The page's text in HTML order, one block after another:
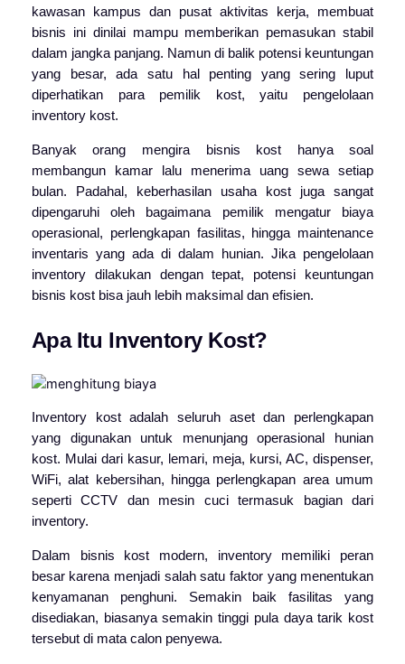
kawasan kampus dan pusat aktivitas kerja, membuat
bisnis ini dinilai mampu memberikan pemasukan stabil
dalam jangka panjang. Namun di balik potensi keuntungan
yang besar, ada satu hal penting yang sering luput
diperhatikan para pemilik kost, yaitu pengelolaan
inventory kost.
Banyak orang mengira bisnis kost hanya soal
membangun kamar lalu menerima uang sewa setiap
bulan. Padahal, keberhasilan usaha kost juga sangat
dipengaruhi oleh bagaimana pemilik mengatur biaya
operasional, perlengkapan fasilitas, hingga maintenance
inventaris yang ada di dalam hunian. Jika pengelolaan
inventory dilakukan dengan tepat, potensi keuntungan
bisnis kost bisa jauh lebih maksimal dan efisien.
Apa Itu Inventory Kost?
Inventory kost adalah seluruh aset dan perlengkapan
yang digunakan untuk menunjang operasional hunian
kost. Mulai dari kasur, lemari, meja, kursi, AC, dispenser,
WiFi, alat kebersihan, hingga perlengkapan area umum
seperti CCTV dan mesin cuci termasuk bagian dari
inventory.
Dalam bisnis kost modern, inventory memiliki peran
besar karena menjadi salah satu faktor yang menentukan
kenyamanan penghuni. Semakin baik fasilitas yang
disediakan, biasanya semakin tinggi pula daya tarik kost
tersebut di mata calon penyewa.